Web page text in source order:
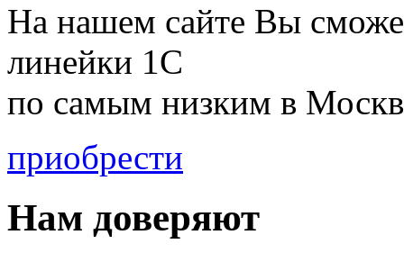
На нашем сайте Вы
линейки 1С
по самым низким в
приобрести
Нам доверяют